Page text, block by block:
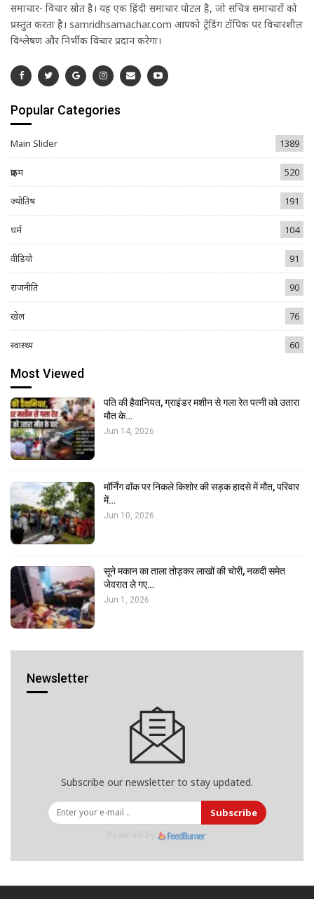
समाचार- विचार स्रोत है। यह एक हिंदी समाचार पोर्टल है, जो सचित्र समाचारों को
प्रस्तुत करता है। samridhsamachar.com आपको ट्रेंडिंग टॉपिक पर विचारशील
विश्लेषण और निर्भीक विचार प्रदान करेगा।
Popular Categories
Main Slider 1389
क्राइम 520
ज्योतिष 191
धर्म 104
वीडियो 91
राजनीति 90
खेल 76
स्वास्थ्य 60
Most Viewed
पति की हैवानियत, ग्राइंडर मशीन से गला रेत पत्नी को उतारा
मौत के…
Jun 14, 2026
मॉर्निंग वॉक पर निकले किशोर की सड़क हादसे में मौत, परिवार
में…
Jun 10, 2026
सूने मकान का ताला तोड़कर लाखों की चोरी, नकदी समेत
जेवरात ले गए…
Jun 1, 2026
Newsletter
Subscribe our newsletter to stay updated.
Subscribe